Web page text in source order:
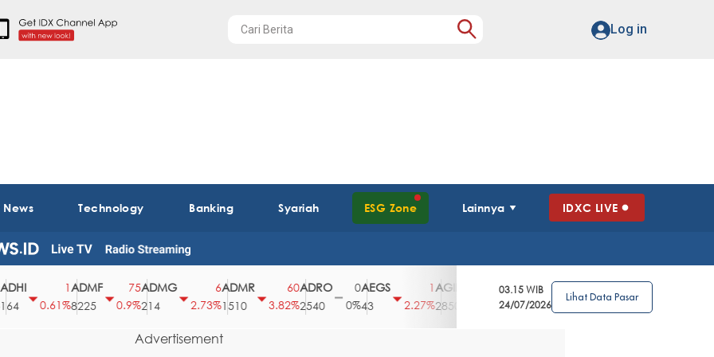
Log in
Technology Banking Syariah ESG Zone Lainnya IDXC LIVE
0.61%
ADMF
8225
75
0.9%
ADMG
214
2.73%
ADMR
1510
3.82%
ADRO
2540
0
0%
AEGS
43
2.27%
AGII
2850
3.39%
AGRO
4
2.63%
0%
03.15 WIB
24/07/2026
Lihat Data Pasar
Advertisement